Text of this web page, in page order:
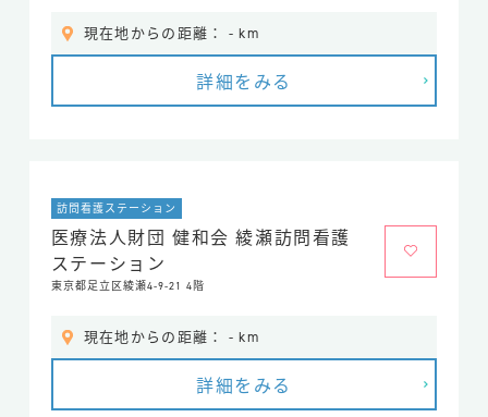
現在地からの距離： - km
詳細をみる
訪問看護ステーション
医療法人財団 健和会 綾瀬訪問看護
ステーション
東京都足立区綾瀬4-9-21 4階
現在地からの距離： - km
詳細をみる